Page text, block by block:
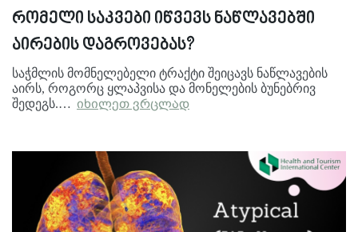
რომელი საკვები იწვევს ნაწლავებში
აირების დაგროვებას?
საჭმლის მომნელებელი ტრაქტი შეიცავს ნაწლავების
აირს, როგორც ყლაპვისა და მონელების ბუნებრივ
შედეგს.… იხილეთ ვრცლად